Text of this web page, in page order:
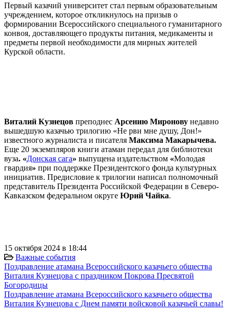
Первый казачий университет стал первым образовательным
учреждением, которое откликнулось на призыв о
формировании Всероссийского специального гуманитарного
конвоя, доставляющего продукты питания, медикаменты и
предметы первой необходимости для мирных жителей
Курской области.
Виталий Кузнецов преподнес Арсению Миронову недавно
вышедшую казачью трилогию «Не рви мне душу, Дон!»
известного журналиста и писателя Максима Макарычева.
Еще 20 экземпляров книги атаман передал для библиотеки
вуза. «Донская сага» выпущена издательством «Молодая
гвардия» при поддержке Президентского фонда культурных
инициатив. Предисловие к трилогии написал полномочный
представитель Президента Российской Федерации в Северо-
Кавказском федеральном округе Юрий Чайка.
15 октября 2024 в 18:44
Важные события
Поздравление атамана Всероссийского казачьего общества
Виталия Кузнецова с праздником Покрова Пресвятой
Богородицы
Поздравление атамана Всероссийского казачьего общества
Виталия Кузнецова с Днем памяти войсковой казачьей славы!